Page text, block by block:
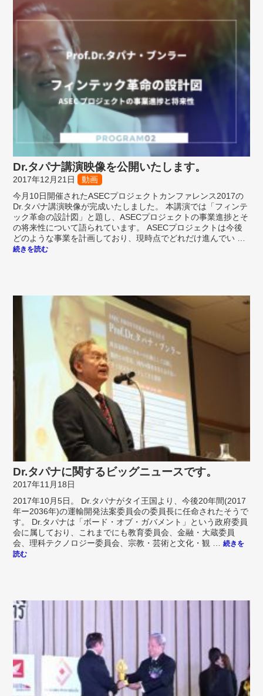
Dr.タパナ講演映像を公開いたします。
2017年12月21日
動画
今月10日開催されたASECプロジェクトカンファレンス2017の
Dr.タパナ講演映像が完成いたしました。 本講演では「フィンテ
ック革命の設計図」と題し、ASECプロジェクトの事業進捗とそ
の将来性について語られています。 ASECプロジェクトは今後
どのような事業を計画しており、現時点でどれだけ進んでい …
続きを読む
Dr.タパナに関するビッグニュースです。
2017年11月18日
2017年10月5日。 Dr.タパナがタイ王国より、今後20年間(2017
年ー2036年)の運輸開発法案委員会の委員長に任命されたそうで
す。 Dr.タパナは「ボード・オブ・ガバメント」という政府委員
会に属しており、これまでにも教育委員会、金融・大蔵委員
会、理科テクノロジー委員会、宗教・芸術と文化・観 …続きを
読む